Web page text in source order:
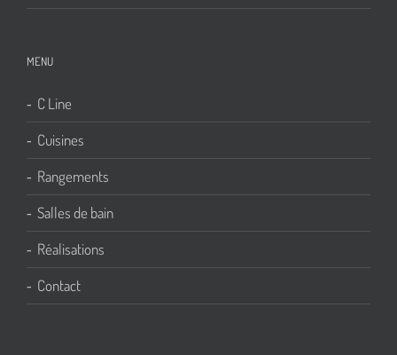
MENU
C Line
Cuisines
Rangements
Salles de bain
Réalisations
Contact